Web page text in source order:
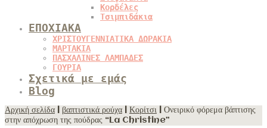
Κορδέλες
Τσιμπιδάκια
ΕΠΟΧΙΑΚΑ
ΧΡΙΣΤΟΥΓΕΝΝΙΑΤΙΚΑ ΔΩΡΑΚΙΑ
ΜΑΡΤΑΚΙΑ
ΠΑΣΧΑΛΙΝΕΣ ΛΑΜΠΑΔΕΣ
ΓΟΥΡΙΑ
Σχετικά με εμάς
Blog
Αρχική σελίδα βαπτιστικά ρούχα Κορίτσι | Ονειρικό φόρεμα βάπτισης
στην απόχρωση της πούδρας “La Christine”